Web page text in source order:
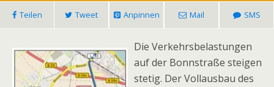
Teilen Tweet Anpinnen Mail SMS
Die Verkehrsbelastungen
auf der Bonnstraße steigen
stetig. Der Vollausbau des